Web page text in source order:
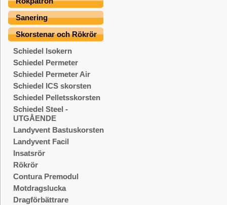
Sanering
Skorstenar och Rökrör
Schiedel Isokern
Schiedel Permeter
Schiedel Permeter Air
Schiedel ICS skorsten
Schiedel Pelletsskorsten
Schiedel Steel -
UTGÅENDE
Landyvent Bastuskorsten
Landyvent Facil
Insatsrör
Rökrör
Contura Premodul
Motdragslucka
Dragförbättrare